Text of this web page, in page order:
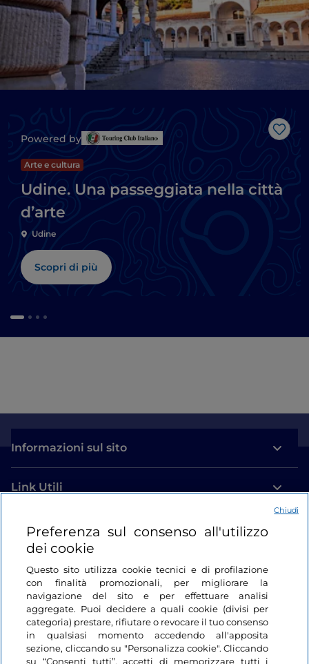
Like
Powered by
Arte e cultura
Udine. Una passeggiata nella città
d’arte
Udine
Scopri di più
Informazioni sul sito
Link Utili
Login
Restiamo in contatto
Preferenza sul consenso all'utilizzo
dei cookie
Questo sito utilizza cookie tecnici e di profilazione
con finalità promozionali, per migliorare la
navigazione del sito e per effettuare analisi
aggregate. Puoi decidere a quali cookie (divisi per
categoria) prestare, rifiutare o revocare il tuo consenso
in qualsiasi momento accedendo all'apposita
sezione, cliccando su "Personalizza cookie". Cliccando
su “Consenti tutti”, accetti di memorizzare tutti i
Chiudi